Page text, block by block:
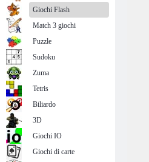
Giochi Flash
Match 3 giochi
Puzzle
Sudoku
Zuma
Tetris
Biliardo
3D
Giochi IO
Giochi di carte